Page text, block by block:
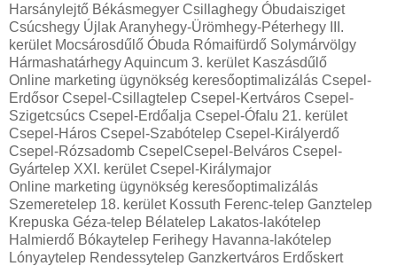
Harsánylejtő Békásmegyer Csillaghegy Óbudaisziget
Csúcshegy Újlak Aranyhegy-Ürömhegy-Péterhegy III.
kerület Mocsárosdűlő Óbuda Rómaifürdő Solymárvölgy
Hármashatárhegy Aquincum 3. kerület Kaszásdűlő
Online marketing ügynökség keresőoptimalizálás Csepel-
Erdősor Csepel-Csillagtelep Csepel-Kertváros Csepel-
Szigetcsúcs Csepel-Erdőalja Csepel-Ófalu 21. kerület
Csepel-Háros Csepel-Szabótelep Csepel-Királyerdő
Csepel-Rózsadomb CsepelCsepel-Belváros Csepel-
Gyártelep XXI. kerület Csepel-Királymajor
Online marketing ügynökség keresőoptimalizálás
Szemeretelep 18. kerület Kossuth Ferenc-telep Ganztelep
Krepuska Géza-telep Bélatelep Lakatos-lakótelep
Halmierdő Bókaytelep Ferihegy Havanna-lakótelep
Lónyaytelep Rendessytelep Ganzkertváros Erdőskert